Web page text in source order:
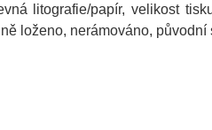
litografie/papír, velikost
loženo, nerámováno, původní